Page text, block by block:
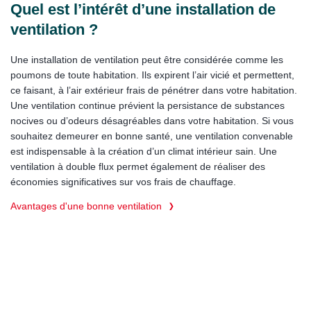
Quel est l’intérêt d’une installation de
ventilation ?
Une installation de ventilation peut être considérée comme les
poumons de toute habitation. Ils expirent l’air vicié et permettent,
ce faisant, à l’air extérieur frais de pénétrer dans votre habitation.
Une ventilation continue prévient la persistance de substances
nocives ou d’odeurs désagréables dans votre habitation. Si vous
souhaitez demeurer en bonne santé, une ventilation convenable
est indispensable à la création d’un climat intérieur sain. Une
ventilation à double flux permet également de réaliser des
économies significatives sur vos frais de chauffage.
Avantages d'une bonne ventilation